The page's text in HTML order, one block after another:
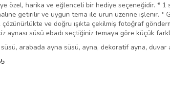
özel, harika ve eğlenceli bir hediye seçeneğidir. * 1
getirilir ve uygun tema ile ürün üzerine işlenir. *
ve doğru ışıkta çekilmiş fotoğraf
aynası süsü ebadı seçtiğiniz temaya göre küçük
arabada ayna süsü, ayna, dekoratif ayna,